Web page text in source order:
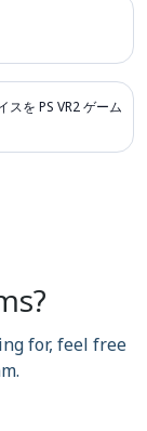
スを PS VR2 ゲーム
for, feel free